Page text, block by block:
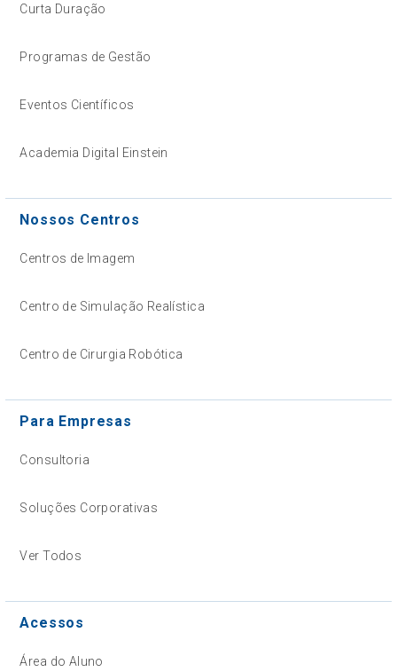
Curta Duração
Programas de Gestão
Eventos Científicos
Academia Digital Einstein
Nossos Centros
Centros de Imagem
Centro de Simulação Realística
Centro de Cirurgia Robótica
Para Empresas
Consultoria
Soluções Corporativas
Ver Todos
Acessos
Área do Aluno